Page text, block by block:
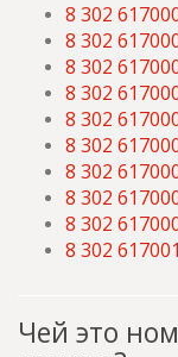
8 302
8 302
8 302
8 302
8 302
8 302
8 302
8 302
8 302
8 302
Чей это